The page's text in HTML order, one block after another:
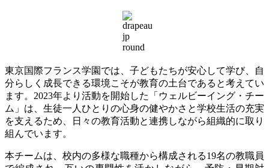
東京国際フランス学園では、子どもたちが安心して学び、自
分らしく成長できる環境こそが教育の土台であると考えてい
ます。 2023年より活動を開始した「ウェルビーイング・チー
ム」は、生徒一人ひとりの心身の健やかさと学校生活の充実
を支えるため、日々の教育活動と連携しながら組織的に取り
組んでいます。
本チームは、校内の多様な職種から構成される19名の教職員